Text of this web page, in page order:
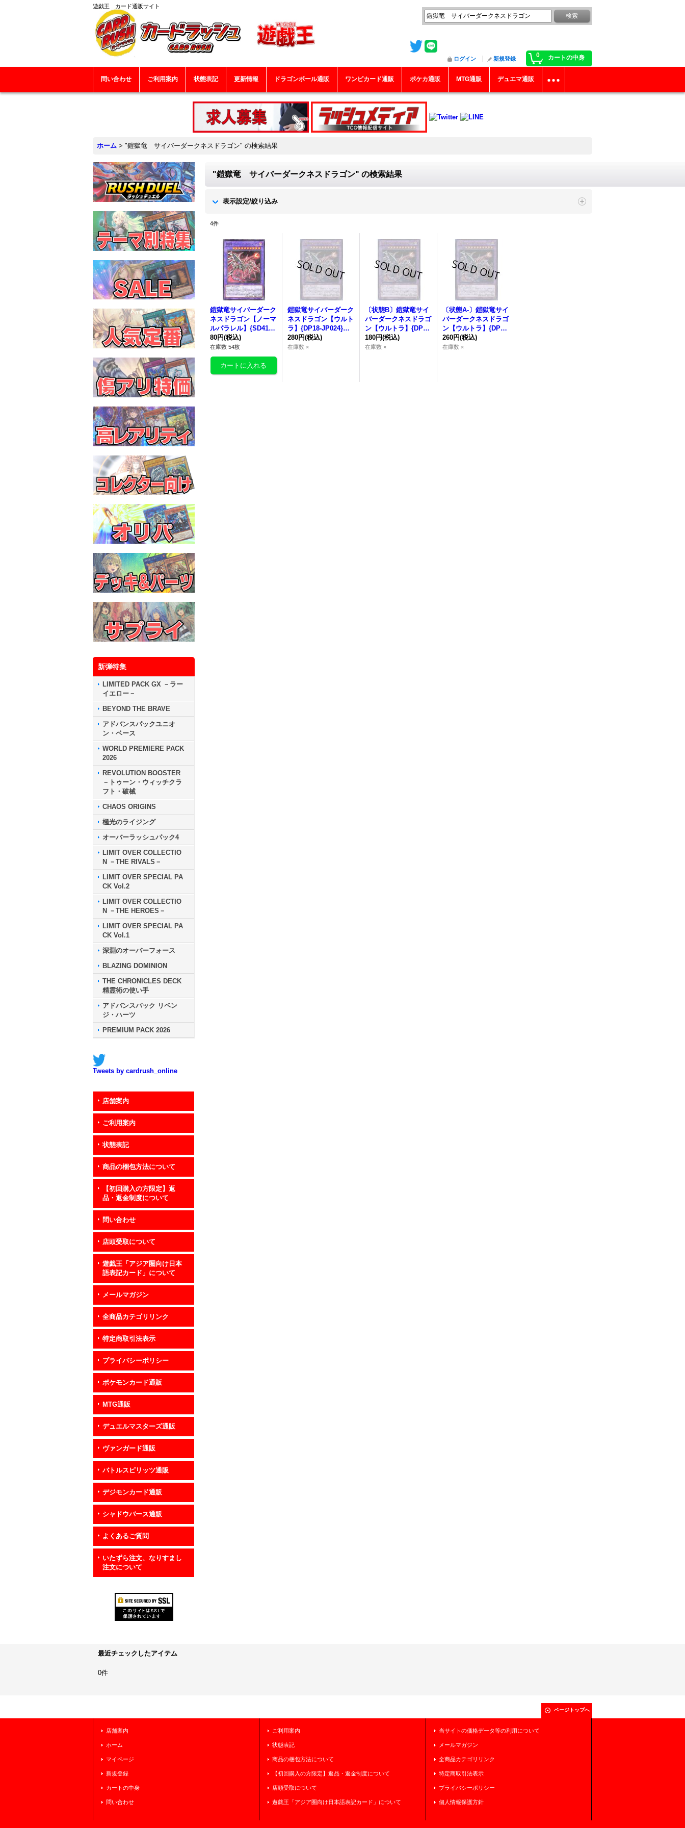
遊戯王 カード通販サイト
0 カートの中身
ログイン 新規登録
問い合わせ ご利用案内 状態表記 更新情報 ドラゴンボール通販 ワンピカード通販 ポケカ通販 MTG通販 デュエマ通販
ホーム > "鎧獄竜 サイバーダークネスドラゴン" の検索結果
新弾特集
LIMITED PACK GX －ラー
イエロー－
BEYOND THE BRAVE
アドバンスパックユニオ
ン・ベース
WORLD PREMIERE PACK
2026
REVOLUTION BOOSTER
－トゥーン・ウィッチクラ
フト・破械
CHAOS ORIGINS
極光のライジング
オーバーラッシュパック4
LIMIT OVER COLLECTIO
N －THE RIVALS－
LIMIT OVER SPECIAL PA
CK Vol.2
LIMIT OVER COLLECTIO
N －THE HEROES－
LIMIT OVER SPECIAL PA
CK Vol.1
深淵のオーバーフォース
BLAZING DOMINION
THE CHRONICLES DECK
精霊術の使い手
アドバンスパック リベン
ジ・ハーツ
PREMIUM PACK 2026
Tweets by cardrush_online
店舗案内
ご利用案内
状態表記
商品の梱包方法について
【初回購入の方限定】返
品・返金制度について
問い合わせ
店頭受取について
遊戯王「アジア圏向け日本
語表記カード」について
メールマガジン
全商品カテゴリリンク
特定商取引法表示
プライバシーポリシー
ポケモンカード通販
MTG通販
デュエルマスターズ通販
ヴァンガード通販
バトルスピリッツ通販
デジモンカード通販
シャドウバース通販
よくあるご質問
いたずら注文、なりすまし
注文について
"鎧獄竜 サイバーダークネスドラゴン" の検索結果
表示設定/絞り込み
4件
鎧獄竜サイバーダーク
ネスドラゴン 【ノーマ
ルパラレル】{SD41-J
P043}《融合》
80円(税込)
在庫数 54枚
鎧獄竜サイバーダーク
ネスドラゴン 【ウルト
ラ】{DP18-JP024}
《融合》
280円(税込)
在庫数 ×
〔状態B〕 鎧獄竜サイ
バーダークネスドラゴ
ン 【ウルトラ】{DP18
-JP024}《融合》
180円(税込)
在庫数 ×
〔状態A-〕 鎧獄竜サイ
バーダークネスドラゴ
ン 【ウルトラ】{DP18
-JP024}《融合》
260円(税込)
在庫数 ×
最近チェックしたアイテム
0件
ページトップへ
店舗案内
ホーム
マイページ
新規登録
カートの中身
問い合わせ
ご利用案内
状態表記
商品の梱包方法について
【初回購入の方限定】返品・返金制度について
店頭受取について
遊戯王「アジア圏向け日本語表記カード」について
当サイトの価格データ等の利用について
メールマガジン
全商品カテゴリリンク
特定商取引法表示
プライバシーポリシー
個人情報保護方針